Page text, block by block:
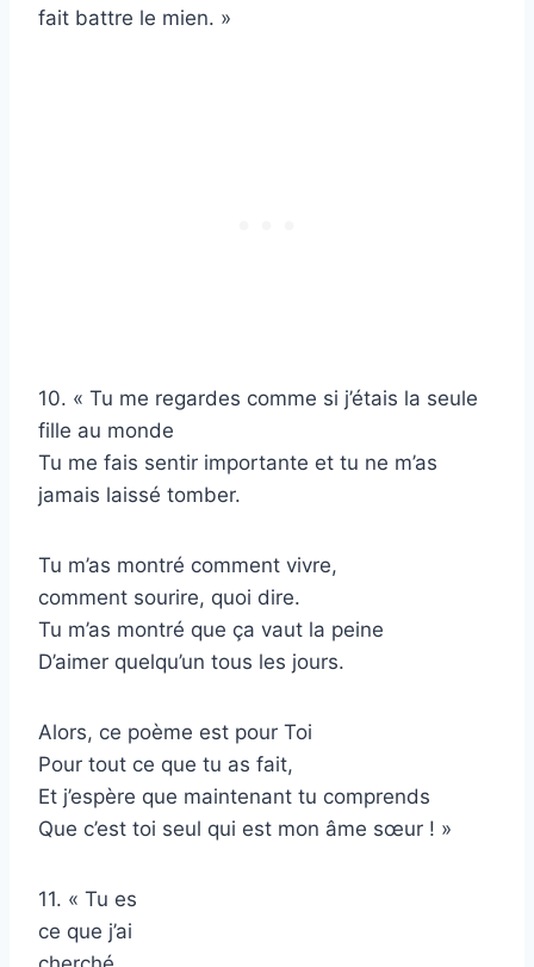
fait battre le mien. »
10. « Tu me regardes comme si j’étais la seule
fille au monde
Tu me fais sentir importante et tu ne m’as
jamais laissé tomber.
Tu m’as montré comment vivre,
comment sourire, quoi dire.
Tu m’as montré que ça vaut la peine
D’aimer quelqu’un tous les jours.
Alors, ce poème est pour Toi
Pour tout ce que tu as fait,
Et j’espère que maintenant tu comprends
Que c’est toi seul qui est mon âme sœur ! »
11. « Tu es
ce que j’ai